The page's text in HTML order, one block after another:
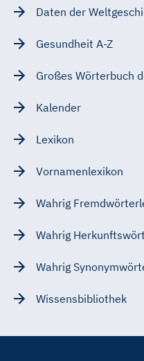
Daten der
Gesundheit A-Z
Großes Wörterbuch
Kalender
Lexikon
Vornamenlexikon
Wahrig
Wahrig
Wahrig
Wissensbibliothek